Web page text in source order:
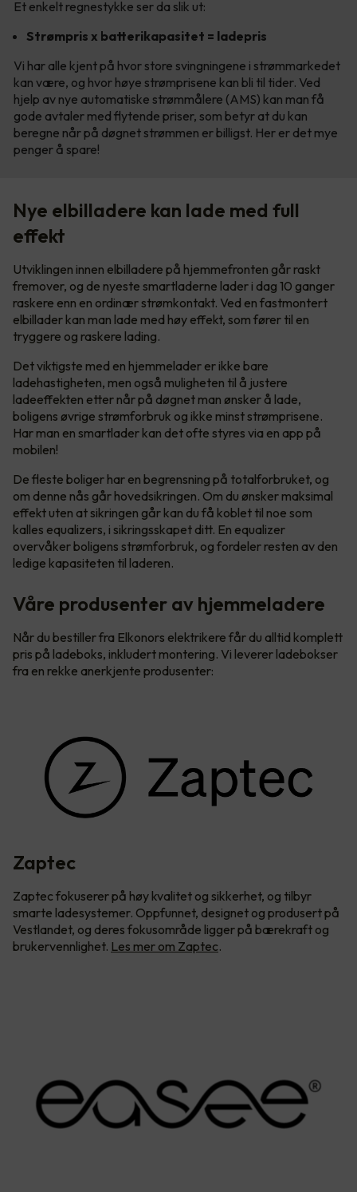
Et enkelt regnestykke ser da slik ut:
Strømpris x batterikapasitet = ladepris
Vi har alle kjent på hvor store svingningene i strømmarkedet
kan være, og hvor høye strømprisene kan bli til tider. Ved
hjelp av nye automatiske strømmålere (AMS) kan man få
gode avtaler med flytende priser, som betyr at du kan
beregne når på døgnet strømmen er billigst. Her er det mye
penger å spare!
Nye elbilladere kan lade med full
effekt
Utviklingen innen elbilladere på hjemmefronten går raskt
fremover, og de nyeste smartladerne lader i dag 10 ganger
raskere enn en ordinær strømkontakt. Ved en fastmontert
elbillader kan man lade med høy effekt, som fører til en
tryggere og raskere lading.
Det viktigste med en hjemmelader er ikke bare
ladehastigheten, men også muligheten til å justere
ladeeffekten etter når på døgnet man ønsker å lade,
boligens øvrige strømforbruk og ikke minst strømprisene.
Har man en smartlader kan det ofte styres via en app på
mobilen!
De fleste boliger har en begrensning på totalforbruket, og
om denne nås går hovedsikringen. Om du ønsker maksimal
effekt uten at sikringen går kan du få koblet til noe som
kalles equalizers, i sikringsskapet ditt. En equalizer
overvåker boligens strømforbruk, og fordeler resten av den
ledige kapasiteten til laderen.
Våre produsenter av hjemmeladere
Når du bestiller fra Elkonors elektrikere får du alltid komplett
pris på ladeboks, inkludert montering. Vi leverer ladebokser
fra en rekke anerkjente produsenter:
Zaptec
Zaptec fokuserer på høy kvalitet og sikkerhet, og tilbyr
smarte ladesystemer. Oppfunnet, designet og produsert på
Vestlandet, og deres fokusområde ligger på bærekraft og
brukervennlighet. Les mer om Zaptec.